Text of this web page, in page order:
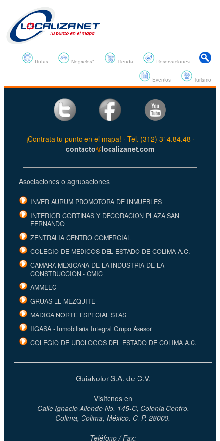
Reservaciones
Tienda
Negocios*
Rutas
Turismo
Eventos
¡Contrata tu punto en el mapa! · Tel. (312) 314.84.48 ·
contacto
localizanet.com
Asociaciones o agrupaciones
INVER AURUM PROMOTORA DE INMUEBLES
INTERIOR CORTINAS Y DECORACION PLAZA SAN
FERNANDO
ZENTRALIA CENTRO COMERCIAL
COLEGIO DE MEDICOS DEL ESTADO DE COLIMA A.C.
CAMARA MEXICANA DE LA INDUSTRIA DE LA
CONSTRUCCION - CMIC
AMMEEC
GRUAS EL MEZQUITE
MÃDICA NORTE ESPECIALISTAS
IIGASA - Inmobiliaria Integral Grupo Asesor
COLEGIO DE UROLOGOS DEL ESTADO DE COLIMA A.C.
Guiakolor S.A. de C.V.
Visítenos en
Calle Ignacio Allende No. 145-C, Colonia Centro.
Colima, Colima, México. C. P. 28000.
Teléfono / Fax: